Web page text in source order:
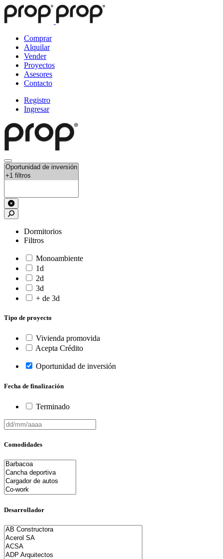
Comprar
Alquilar
Vender
Proyectos
Asesores
Contacto
Registro
Ingresar
Dormitorios
Filtros
Monoambiente
1d
2d
3d
+ de 3d
Tipo de proyecto
Vivienda promovida
Acepta Crédito
Oportunidad de inversión
Fecha de finalización
Terminado
Comodidades
Desarrollador